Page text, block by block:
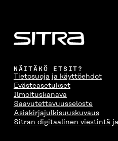
NÄITÄKÖ ETSIT?
Tietosuoja ja käyttöehdot
Evästeasetukset
Ilmoituskanava
Saavutettavuusseloste
Asiakirjajulkisuuskuvaus
Sitran digitaalinen viestintä